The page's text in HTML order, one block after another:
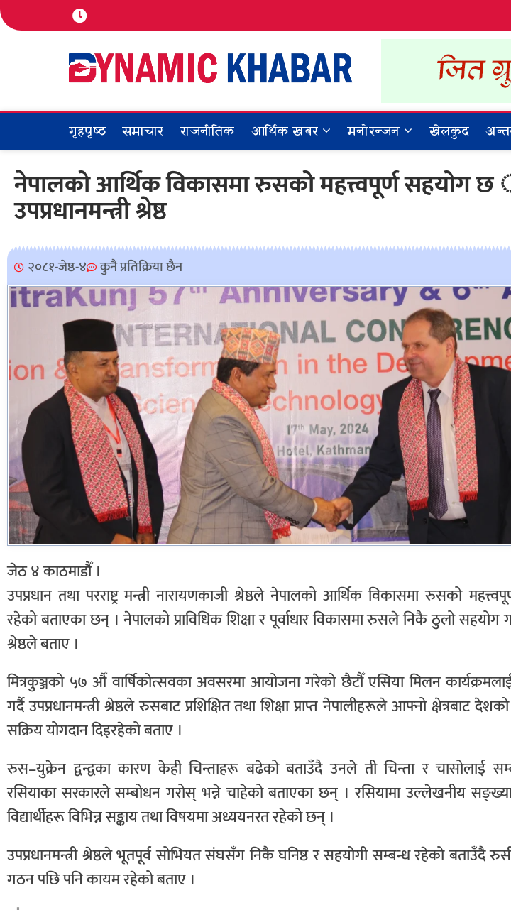
Dynamic
ALL NEWS IN NEPAL
गृहपृष्ठ समाचार राजनीतिक आर्थिक खबर मनोरन्जन खेलकुद
नेपालको आर्थिक विकासमा रुसको महत्त्वपूर्ण सहयोग
उपप्रधानमन्त्री श्रेष्ठ
२०८१-जेष्ठ-४ कुनै प्रतिक्रिया छैन
जेठ ४ काठमाडौँ ।
उपप्रधान तथा परराष्ट्र मन्त्री नारायणकाजी श्रेष्ठले नेपालको आर्थिक विकासमा रुसको
रहेको बताएका छन् । नेपालको प्राविधिक शिक्षा र पूर्वाधार विकासमा रुसले निकै ठुलो सहयोग
श्रेष्ठले बताए ।
मित्रकुञ्जको ५७ औँ वार्षिकोत्सवका अवसरमा आयोजना गरेको छैटौँ एसिया मिलन
गर्दै उपप्रधानमन्त्री श्रेष्ठले रुसबाट प्रशिक्षित तथा शिक्षा प्राप्त नेपालीहरूले आफ्नो क्षेत्रबाट
सक्रिय योगदान दिइरहेको बताए ।
रुस–युक्रेन द्वन्द्वका कारण केही चिन्ताहरू बढेको बताउँदै उनले ती चिन्ता र चासोलाई
रसियाका सरकारले सम्बोधन गरोस् भन्ने चाहेको बताएका छन् । रसियामा उल्लेखनीय
विद्यार्थीहरू विभिन्न सङ्काय तथा विषयमा अध्ययनरत रहेको छन् ।
उपप्रधानमन्त्री श्रेष्ठले भूतपूर्व सोभियत संघसँग निकै घनिष्ठ र सहयोगी सम्बन्ध रहेको बताउँदै
गठन पछि पनि कायम रहेको बताए ।